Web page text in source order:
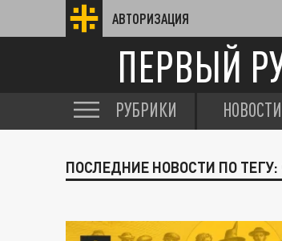
АВТОРИЗАЦИЯ
ПЕРВЫЙ
РУБРИКИ НОВОСТИ
ПОСЛЕДНИЕ НОВОСТИ ПО